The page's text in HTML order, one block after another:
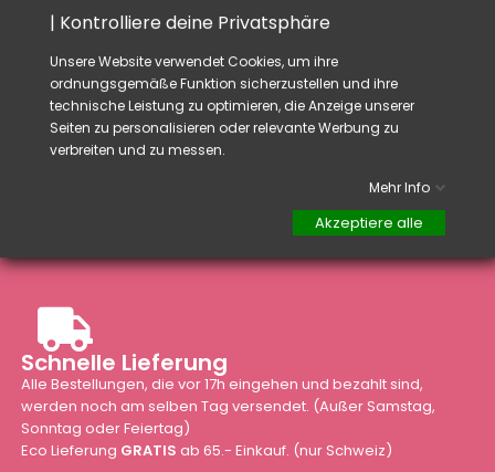
Rat:
Sie können auch ihre kleinen Produkte von Nail-
Art einordnen. (Diamant, percing u.s.w.)
Schnelle Lieferung
Alle Bestellungen, die vor 17h eingehen und bezahlt sind,
werden noch am selben Tag versendet. (Außer Samstag,
Sonntag oder Feiertag)
Eco Lieferung GRATIS ab 65.- Einkauf. (nur Schweiz)
| Kontrolliere deine Privatsphäre
Unsere Website verwendet Cookies, um ihre
ordnungsgemäße Funktion sicherzustellen und ihre
technische Leistung zu optimieren, die Anzeige unserer
Seiten zu personalisieren oder relevante Werbung zu
verbreiten und zu messen.
Mehr Info
Akzeptiere alle